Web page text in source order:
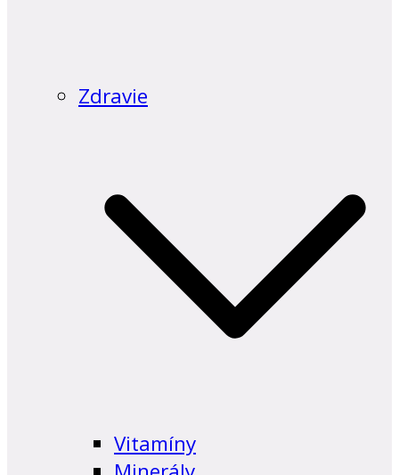
Zdravie
Vitamíny